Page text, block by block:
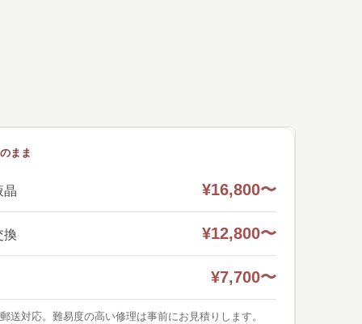
まま
晶 ¥16,800〜
換 ¥12,800〜
¥7,700〜
送対応。難易度の高い修理は事前にお見積りします。